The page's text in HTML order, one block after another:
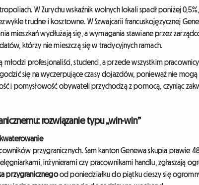
W Zurychu wskaźnik wolnych lokali spadł poniżej
trudne i kosztowne. W Szwajcarii francuskojęzycznej
mieszkań wydłużają się, a wymagania stawiane przez
którzy nie mieszczą się w tradycyjnych ramach.
profesjonaliści, studenci, a przede wszystkim
się na wyczerpujące czasy dojazdów, ponieważ nie
i pomysłowość obywateli przychodzą z pomocą, czyniąc
rozwiązanie typu „win-win”
przygranicznych. Sam kanton Genewa skupia prawie
inżynierami czy pracownikami handlu, zgłaszają
przygranicznegood poniedziałku do piątku cieszy się